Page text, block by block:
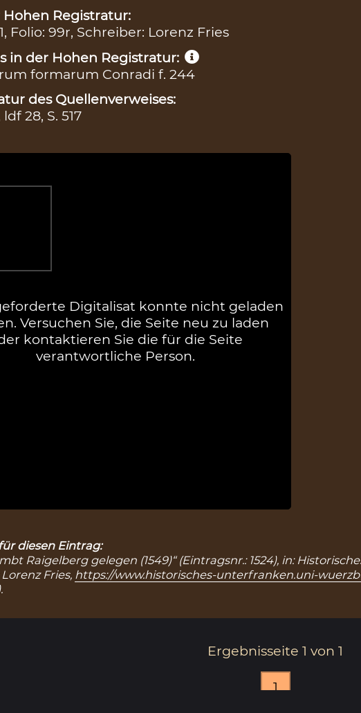
Registratur:
Folio: 99r, Schreiber: Lorenz Fries
in der Hohen Registratur:
formarum Conradi f. 244
des Quellenverweises:
28, S. 517
Digitalisat konnte nicht geladen
Versuchen Sie, die Seite neu zu laden
kontaktieren Sie die für die Seite
verantwortliche Person.
diesen Eintrag:
Raigelberg gelegen (1549)“ (Eintragsnr.: 1524), in:
Fries, https://www.historisches-unterfranken.uni-
Ergebnisseite 1 von 1
1